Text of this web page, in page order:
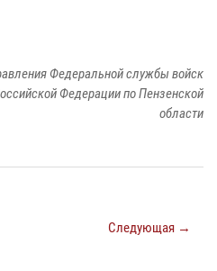
Федеральной службы войск
Федерации по Пензенской
области
Следующая →